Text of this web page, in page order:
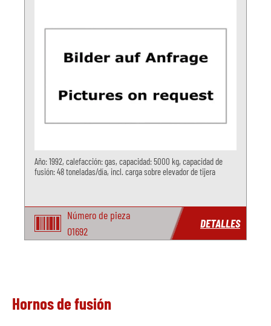
Año: 1992, calefacción: gas, capacidad: 5000 kg, capacidad de
fusión: 48 toneladas/día, incl. carga sobre elevador de tijera
Número de pieza
O1692
DETALLES
Hornos de fusión